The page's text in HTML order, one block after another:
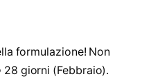
formulazione! Non
28 giorni (Febbraio).